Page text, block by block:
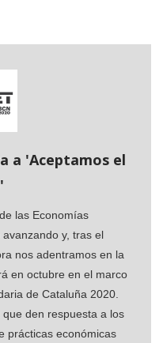
a 'Aceptamos el
las Economías
y, tras el
nos adentramos en la
en octubre en el marco
de Cataluña 2020.
den respuesta a los
prácticas económicas